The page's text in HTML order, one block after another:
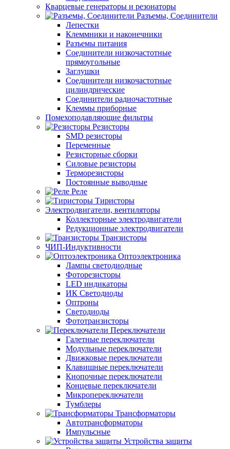
Кварцевые генераторы и резонаторы
Разъемы, Соединители
Лепестки
Клеммники и наконечники
Разъемы питания
Соединители низкочастотные
прямоугольные
Заглушки
Соединители низкочастотные
цилиндрические
Соединители радиочастотные
Клеммы приборные
Помехоподавляющие фильтры
Резисторы
SMD резисторы
Переменные
Резисторные сборки
Силовые резисторы
Терморезисторы
Постоянные выводные
Реле
Тиристоры
Электродвигатели, вентиляторы
Коллекторные электродвигатели
Редукционные электродвигатели
Транзисторы
ЧИП-Индуктивности
Оптоэлектроника
Лампы светодиодные
Фоторезисторы
LED индикаторы
ИК Светодиоды
Оптроны
Светодиоды
Фототранзисторы
Переключатели
Галетные переключатели
Модульные переключатели
Движковые переключатели
Клавишные переключатели
Кнопочные переключатели
Концевые переключатели
Микропереключатели
Тумблеры
Трансформаторы
Автотрансформаторы
Импульсные
Устройства защиты